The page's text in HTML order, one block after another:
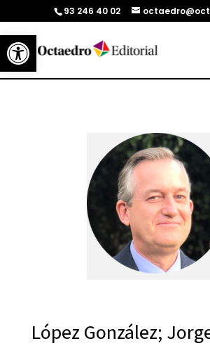
Abrir barra de herramientas
93 246 40 02
López González;